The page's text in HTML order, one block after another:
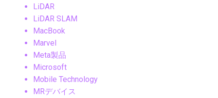
LiDAR
LiDAR SLAM
MacBook
Marvel
Meta製品
Microsoft
Mobile Technology
MRデバイス